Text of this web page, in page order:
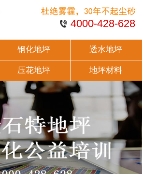
4000-428-628
钢化地坪 透水地坪
压花地坪 地坪材料